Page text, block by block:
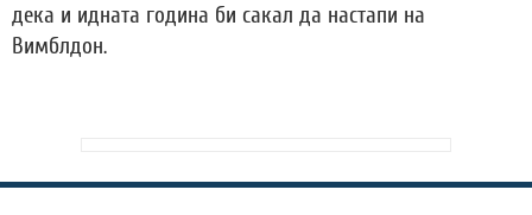
дека и идната година би сакал да настапи на
Вимблдон.